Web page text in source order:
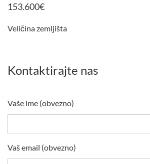
153.600€
Veličina zemljišta
Kontaktirajte nas
Vaše ime (obvezno)
Vaš email (obvezno)